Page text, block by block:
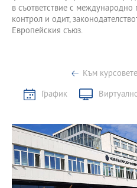
в съответствие с международно
контрол и одит,
Европейския съюз.
Към
График